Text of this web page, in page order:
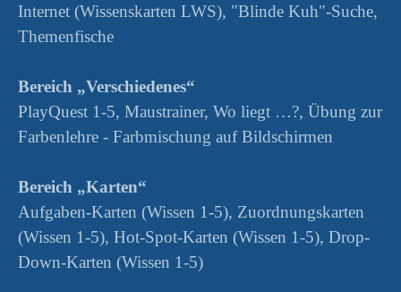
Internet (Wissenskarten LWS), "Blinde Kuh"-Suche,
Themenfische
Bereich „Verschiedenes“
PlayQuest 1-5, Maustrainer, Wo liegt …?, Übung zur
Farbenlehre - Farbmischung auf Bildschirmen
Bereich „Karten“
Aufgaben-Karten (Wissen 1-5), Zuordnungskarten
(Wissen 1-5), Hot-Spot-Karten (Wissen 1-5), Drop-
Down-Karten (Wissen 1-5)